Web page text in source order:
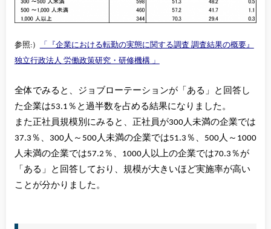
参照:）
「『企業における転勤の実態に関する調査 調査結果の概要』
独立行政法人 労働政策研究・研修機構 」
全体でみると、ジョブローテーションが「ある」と回答し
た企業は53.1％と過半数を占める結果になりました。
また正社員規模別にみると、正社員が300人未満の企業では
37.3％、300人～500人未満の企業では51.3％、500人～1000
人未満の企業では57.2％、1000人以上の企業では70.3％が
「ある」と回答しており、規模が大きいほど実施率が高い
ことが分かりました。